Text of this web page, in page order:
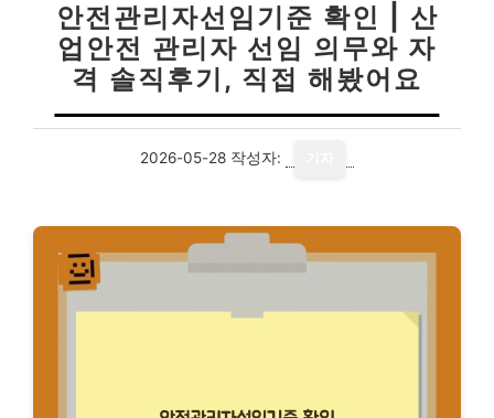
안전관리자선임기준 확인 | 산
업안전 관리자 선임 의무와 자
격 솔직후기, 직접 해봤어요
2026-05-28 작성자: